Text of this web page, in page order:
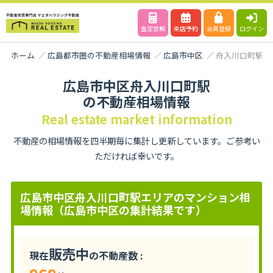
査定依頼 来店予約 会員登録 ログイン
ホーム 広島都市圏の不動産相場情報 広島市中区 舟入川口町駅
広島市中区舟入川口町駅
の不動産相場情報
Real estate market information
不動産の相場情報を四半期毎に集計し更新しています。ご参考い
ただければ幸いです。
広島市中区舟入川口町駅エリアのマンション相
場情報（広島市中区の集計結果です）
現在販売中の不動産数 :